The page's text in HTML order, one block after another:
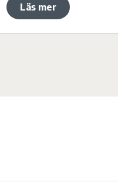
Läs mer